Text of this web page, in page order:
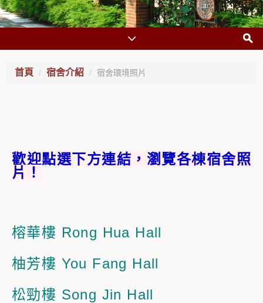
首頁 宿舍介紹 宿舍環境照片
歡迎點選下方連結，瀏覽各棟宿舍照
片！
榕華樓 Rong Hua Hall
柚芳樓 You Fang Hall
松勁樓 Song Jin Hall